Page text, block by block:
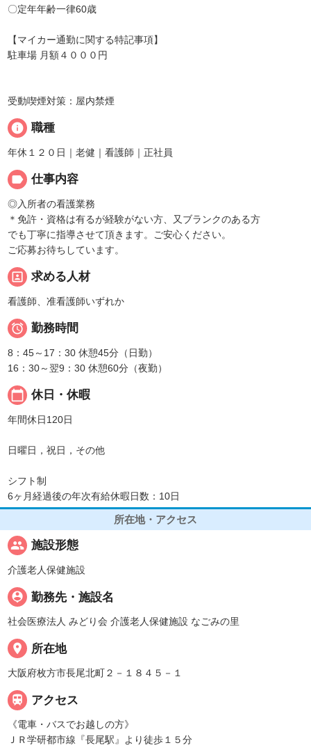
〇定年年齢一律60歳
【マイカー通勤に関する特記事項】
駐車場 月額４０００円
受動喫煙対策：屋内禁煙
info 職種
年休１２０日｜老健｜看護師｜正社員
label 仕事内容
◎入所者の看護業務
＊免許・資格は有るが経験がない方、又ブランクのある方
でも丁寧に指導させて頂きます。ご安心ください。
ご応募お待ちしています。
portrait 求める人材
看護師、准看護師いずれか
 勤務時間
8：45～17：30 休憩45分（日勤）
16：30～翌9：30 休憩60分（夜勤）
calendar_today 休日・休暇
年間休日120日
日曜日，祝日，その他
シフト制
6ヶ月経過後の年次有給休暇日数：10日
所在地・アクセス
people 施設形態
介護老人保健施設
person_pin 勤務先・施設名
社会医療法人 みどり会 介護老人保健施設 なごみの里
place 所在地
大阪府枚方市長尾北町２－１８４５－１
 アクセス
《電車・バスでお越しの方》
ＪＲ学研都市線『長尾駅』より徒歩１５分